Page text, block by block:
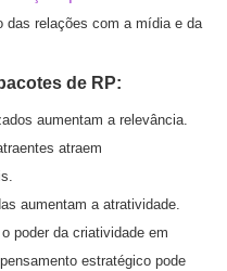
das relações com a mídia e da
de RP:
aumentam a relevância.
atraem
aumentam a atratividade.
poder da criatividade em
estratégico pode